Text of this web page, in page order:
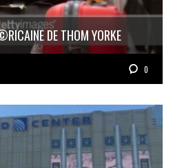
DE THOM YORKE
0